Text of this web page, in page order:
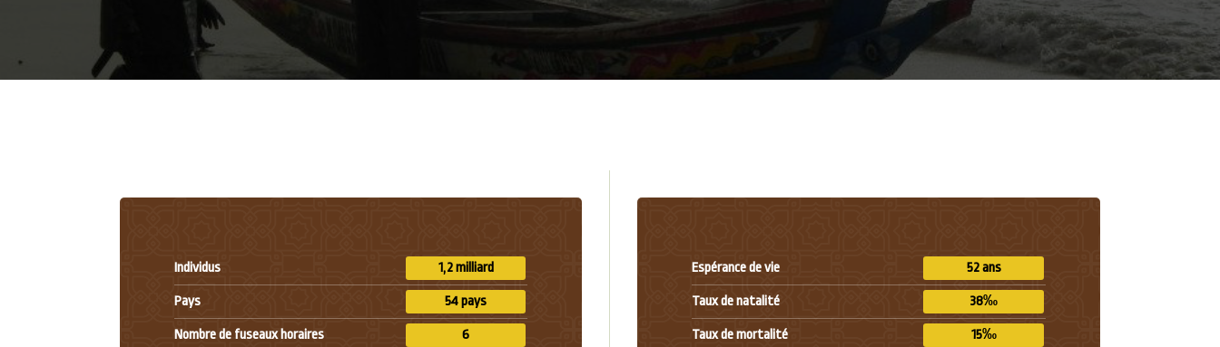
Individus 1,2 milliard
Pays 54 pays
Nombre de fuseaux horaires 6
Espérance de vie 52 ans
Taux de natalité 38‰
Taux de mortalité 15‰